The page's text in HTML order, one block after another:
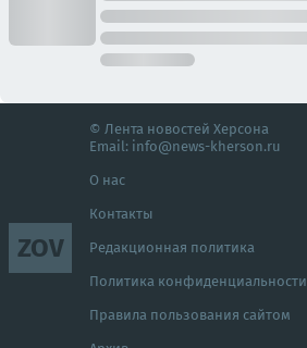
ZOV
© Лента новостей Херсона
Email: info@news-kherson.ru
О нас
Контакты
Редакционная политика
Политика конфиденциальности
Правила пользования сайтом